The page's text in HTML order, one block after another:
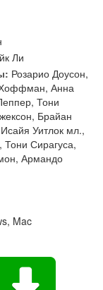
Ли
Розарио Доусон,
, Анна
, Тони
, Брайан
Исайя Уитлок мл.,
, Тони Сирагуса,
, Армандо
Mac